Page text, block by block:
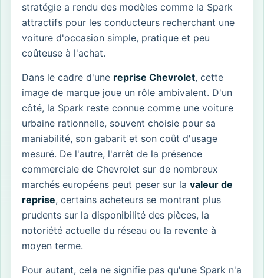
stratégie a rendu des modèles comme la Spark
attractifs pour les conducteurs recherchant une
voiture d'occasion simple, pratique et peu
coûteuse à l'achat.
Dans le cadre d'une reprise Chevrolet, cette
image de marque joue un rôle ambivalent. D'un
côté, la Spark reste connue comme une voiture
urbaine rationnelle, souvent choisie pour sa
maniabilité, son gabarit et son coût d'usage
mesuré. De l'autre, l'arrêt de la présence
commerciale de Chevrolet sur de nombreux
marchés européens peut peser sur la valeur de
reprise, certains acheteurs se montrant plus
prudents sur la disponibilité des pièces, la
notoriété actuelle du réseau ou la revente à
moyen terme.
Pour autant, cela ne signifie pas qu'une Spark n'a